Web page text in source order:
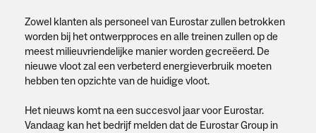
Zowel klanten als personeel van Eurostar zullen betrokken
worden bij het ontwerpproces en alle treinen zullen op de
meest milieuvriendelijke manier worden gecreëerd. De
nieuwe vloot zal een verbeterd energieverbruik moeten
hebben ten opzichte van de huidige vloot.
Het nieuws komt na een succesvol jaar voor Eurostar.
Vandaag kan het bedrijf melden dat de Eurostar Group in